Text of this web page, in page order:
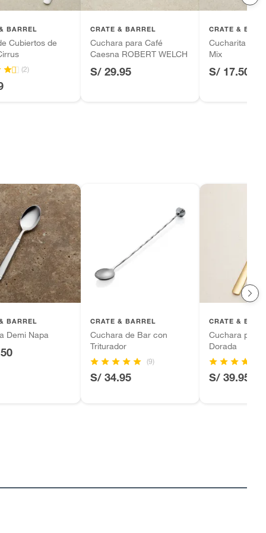
BARREL
Cubiertos de
(2)
CRATE & BARREL
Cuchara para Café
Caesna ROBERT WELCH
S/ 29.95
CRATE &
Cucharita
Mix
S/ 17.50
BARREL
Demi Napa
CRATE & BARREL
Cuchara de Bar con
Triturador
(9)
S/ 34.95
CRATE &
Cuchara para
Dorada
S/ 39.95